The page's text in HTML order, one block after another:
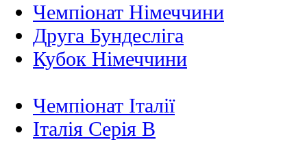
Чемпіонат Німеччини
Друга Бундесліга
Кубок Німеччини
Чемпіонат Італії
Італія Серія B